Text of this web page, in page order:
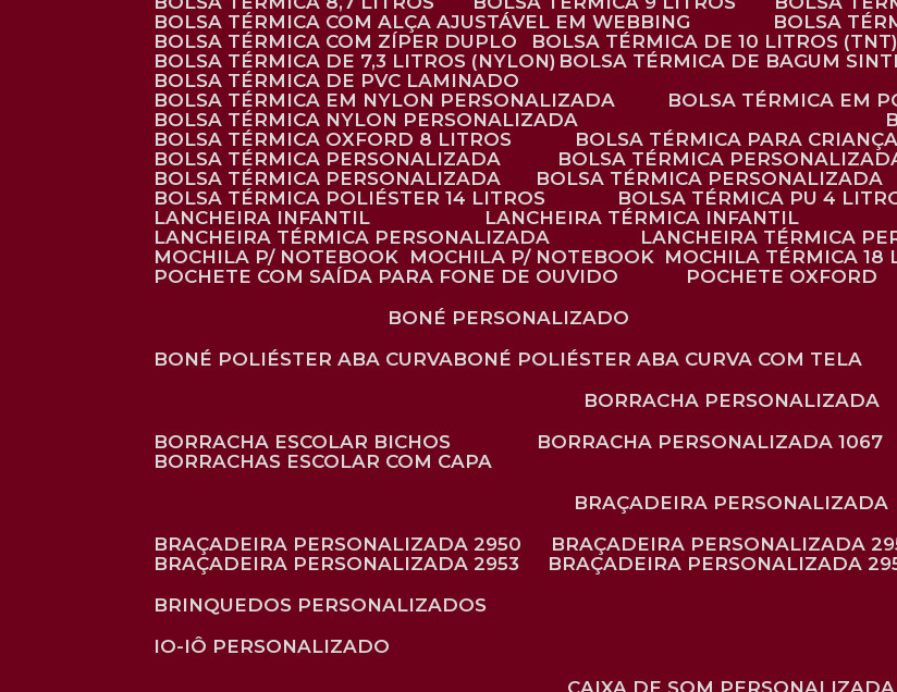
BOLSA TÉRMICA COM ALÇA AJUSTÁVEL EM WEBBING
BOLSA
BOLSA TÉRMICA COM ZÍPER DUPLO
BOLSA TÉRMICA DE 10 LITROS (TNT)
BOLSA TÉRMICA DE 7,3 LITROS (NYLON)
BOLSA TÉRMICA DE BAGUM
BOLSA TÉRMICA DE PVC LAMINADO
BOLSA TÉRMICA EM NYLON PERSONALIZADA
BOLSA TÉRMICA EM
BOLSA TÉRMICA NYLON PERSONALIZADA
BOLSA TÉRMICA OXFORD 8 LITROS
BOLSA TÉRMICA PARA CRIANÇA
BOLSA TÉRMICA PERSONALIZADA
BOLSA TÉRMICA
BOLSA TÉRMICA PERSONALIZADA
BOLSA TÉRMICA PERSONALIZADA
BOLSA TÉRMICA POLIÉSTER 14 LITROS
BOLSA TÉRMICA PU 4
LANCHEIRA INFANTIL
LANCHEIRA TÉRMICA INFANTIL
LANCHEIRA TÉRMICA PERSONALIZADA
LANCHEIRA TÉRMICA
MOCHILA P/ NOTEBOOK
MOCHILA P/ NOTEBOOK MOCHILA TÉRMICA 18
POCHETE COM SAÍDA PARA FONE DE OUVIDO
POCHETE OXFORD
BONÉ PERSONALIZADO
BONÉ POLIÉSTER ABA CURVA
BONÉ POLIÉSTER ABA CURVA COM TELA
BORRACHA PERSONALIZADA
BORRACHA ESCOLAR BICHOS
BORRACHA PERSONALIZADA 1067
BORRACHAS ESCOLAR COM CAPA
BRAÇADEIRA PERSONALIZADA
BRAÇADEIRA PERSONALIZADA 2950
BRAÇADEIRA PERSONALIZADA
BRAÇADEIRA PERSONALIZADA 2953
BRAÇADEIRA PERSONALIZADA
BRINQUEDOS PERSONALIZADOS
IO-IÔ PERSONALIZADO
CAIXA DE SOM PERSONALIZADA